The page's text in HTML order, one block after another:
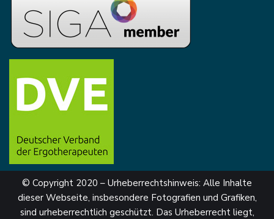
© Copyright 2020 – Urheberrechtshinweis: Alle Inhalte
dieser Webseite, insbesondere Fotografien und Grafiken,
sind urheberrechtlich geschützt. Das Urheberrecht liegt,